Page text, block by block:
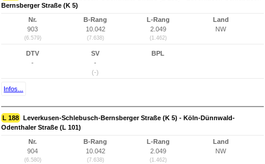
Bernsberger Straße (K 5)
Nr.
903
(6.579)
B-Rang
10.042
(7.638)
L-Rang
2.049
(1.462)
Land
NW
DTV
-
SV
-
(-)
BPL
Infos...
L 188 Leverkusen-Schlebusch-Bernsberger Straße (K 5) - Köln-Dünnwald-
Odenthaler Straße (L 101)
Nr.
904
(6.580)
B-Rang
10.042
(7.638)
L-Rang
2.049
(1.462)
Land
NW